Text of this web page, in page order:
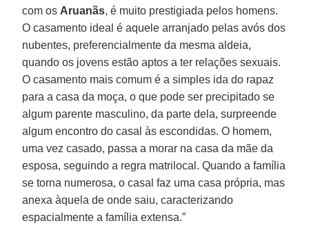
com os Aruanãs, é muito prestigiada pelos homens.
O casamento ideal é aquele arranjado pelas avós dos
nubentes, preferencialmente da mesma aldeia,
quando os jovens estão aptos a ter relações sexuais.
O casamento mais comum é a simples ida do rapaz
para a casa da moça, o que pode ser precipitado se
algum parente masculino, da parte dela, surpreende
algum encontro do casal às escondidas. O homem,
uma vez casado, passa a morar na casa da mãe da
esposa, seguindo a regra matrilocal. Quando a família
se torna numerosa, o casal faz uma casa própria, mas
anexa àquela de onde saiu, caracterizando
espacialmente a família extensa.”